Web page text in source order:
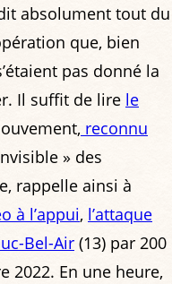
absolument tout du
que, bien
pas donné la
Il suffit de lire le
reconnu
» des
rappelle ainsi à
à l’appui, l’attaque
Bel-Air (13) par 200
2022. En une heure,